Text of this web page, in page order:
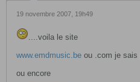
19 novembre 2007, 19h49
....voila le site
www.emdmusic.be ou .com je sais
ou encore